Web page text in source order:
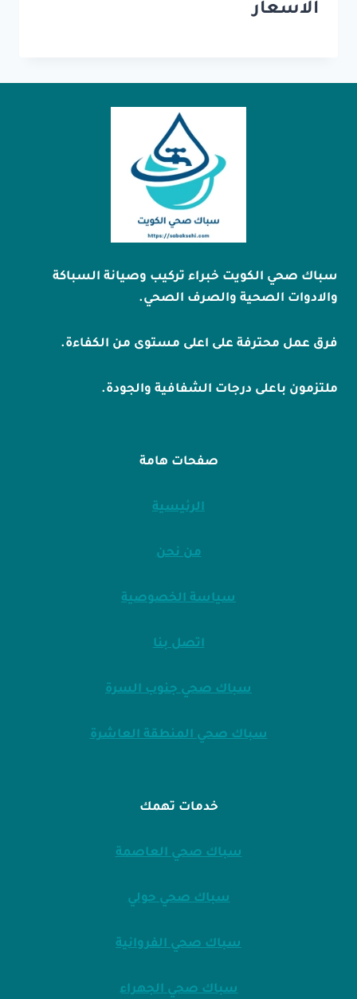
الاسعار
سباك صحي الكويت خبراء تركيب وصيانة السباكة
والادوات الصحية والصرف الصحي.
فرق عمل محترفة على اعلى مستوى من الكفاءة.
ملتزمون باعلى درجات الشفافية والجودة.
صفحات هامة
الرئيسية
من نحن
سياسة الخصوصية
اتصل بنا
سباك صحي جنوب السرة
سباك صحي المنطقة العاشرة
خدمات تهمك
سباك صحي العاصمة
سباك صحي حولي
سباك صحي الفروانية
سباك صحي الجهراء